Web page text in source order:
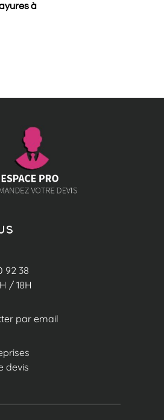
à
92 38
/ 18H
par email
devis